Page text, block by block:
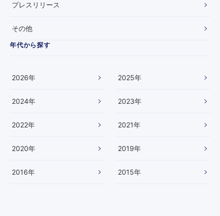
プレスリリース
その他
年代から探す
2026年 2025年
2024年 2023年
2022年 2021年
2020年 2019年
2016年 2015年